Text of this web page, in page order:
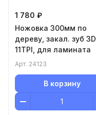
1 780 ₽
Ножовка 300мм по
дереву, закал. зуб 3D,
11TPI, для ламината
Арт. 24123
В корзину